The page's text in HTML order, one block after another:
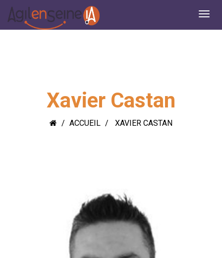
Xavier Castan
ACCUEIL XAVIER CASTAN